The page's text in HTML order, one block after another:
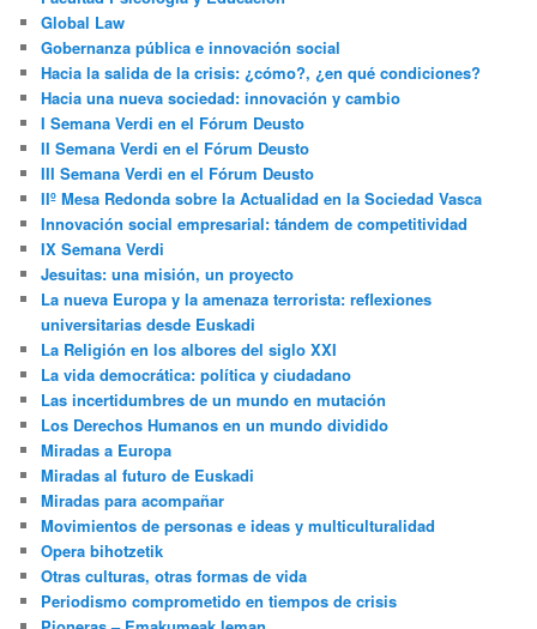
Global Law
Gobernanza pública e innovación social
Hacia la salida de la crisis: ¿cómo?, ¿en qué condiciones?
Hacia una nueva sociedad: innovación y cambio
I Semana Verdi en el Fórum Deusto
II Semana Verdi en el Fórum Deusto
III Semana Verdi en el Fórum Deusto
IIº Mesa Redonda sobre la Actualidad en la Sociedad Vasca
Innovación social empresarial: tándem de competitividad
IX Semana Verdi
Jesuitas: una misión, un proyecto
La nueva Europa y la amenaza terrorista: reflexiones
universitarias desde Euskadi
La Religión en los albores del siglo XXI
La vida democrática: política y ciudadano
Las incertidumbres de un mundo en mutación
Los Derechos Humanos en un mundo dividido
Miradas a Europa
Miradas al futuro de Euskadi
Miradas para acompañar
Movimientos de personas e ideas y multiculturalidad
Opera bihotzetik
Otras culturas, otras formas de vida
Periodismo comprometido en tiempos de crisis